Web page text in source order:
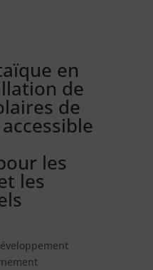
en
de
de
les
les